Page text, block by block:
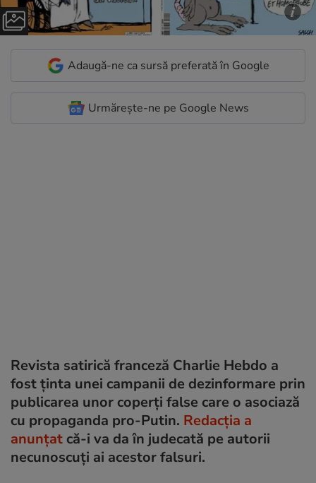
Adaugă-ne ca sursă preferată în Google
Urmărește-ne pe Google News
Revista satirică franceză Charlie Hebdo a
fost ținta unei campanii de dezinformare prin
publicarea unor coperți false care o asociază
cu propaganda pro-Putin. Redacția a
anunțat că-i va da în judecată pe autorii
necunoscuți ai acestor falsuri.